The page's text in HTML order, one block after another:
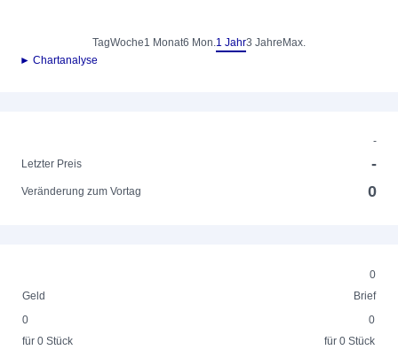
TagWoche1 Monat6 Mon.1 Jahr3 Jahre Max.
► Chartanalyse
-
Letzter Preis
-
Veränderung zum Vortag 0
0
Geld
Brief
0
für 0 Stück
0
für 0 Stück